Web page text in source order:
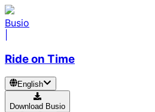
Busio
Ride on Time
English
Download Busio